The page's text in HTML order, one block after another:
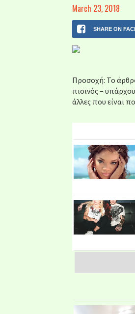
March 23, 2018
SHARE ON
Προσοχή: Το
πισιvός –
άλλες που είναι